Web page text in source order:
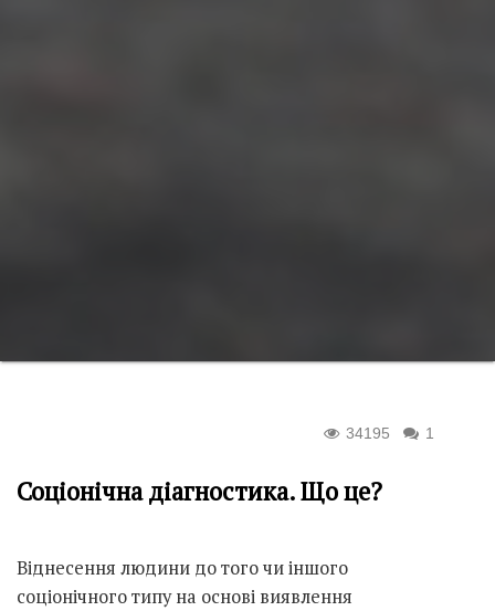
1
34195
Соціонічна діагностика. Що це?
Віднесення людини до того чи іншого
соціонічного типу на основі виявлення